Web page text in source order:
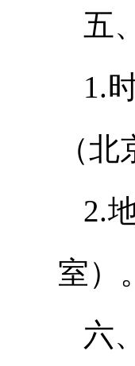
五
1.
（北
2.
室）。
六